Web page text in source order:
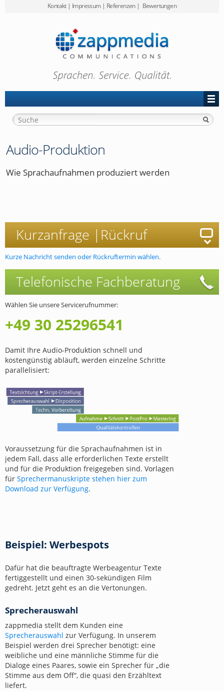
Kontakt| Impressum| Referenzen| Bewertungen
Audio-Produktion
Wie Sprachaufnahmen produziert werden
Kurzanfrage | Rückruf
Kurze Nachricht senden oder Rückruftermin wählen.
Telefonische Fachberatung
Wählen Sie unsere Servicerufnummer:
+49 30 25296541
Damit Ihre Audio-Produktion schnell und
kostengünstig abläuft, werden einzelne Schritte
parallelisiert:
Voraussetzung für die Sprachaufnahmen ist in
jedem Fall, dass alle erforderlichen Texte erstellt
und für die Produktion freigegeben sind. Vorlagen
für Sprechermanuskripte stehen hier zum
Download zur Verfügung.
Beispiel: Werbespots
Dafür hat die beauftragte Werbeagentur Texte
fertiggestellt und einen 30-sekündigen Film
gedreht. Jetzt geht es an die Vertonungen.
Sprecherauswahl
zappmedia stellt dem Kunden eine
Sprecherauswahl zur Verfügung. In unserem
Beispiel werden drei Sprecher benötigt: eine
weibliche und eine männliche Stimme für die
Dialoge eines Paares, sowie ein Sprecher für „die
Stimme aus dem Off“, die quasi den Erzähltext
liefert.